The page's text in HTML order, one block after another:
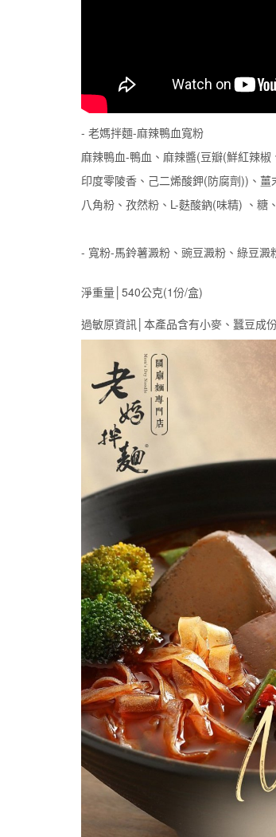
- 老媽拌麵-麻辣鴨血寬粉
麻辣鴨血-鴨血、麻辣醬(豆瓣(鮮紅辣
印度零陵香、己二烯酸鉀(防腐劑))、
八角粉、孜然粉、L-麩酸鈉(味精) 、糖
- 寬粉-馬鈴薯澱粉、豌豆澱粉、綠豆澱
淨重量│540公克(1份/盒)
過敏原資訊│本產品含有小麥、蠶豆成